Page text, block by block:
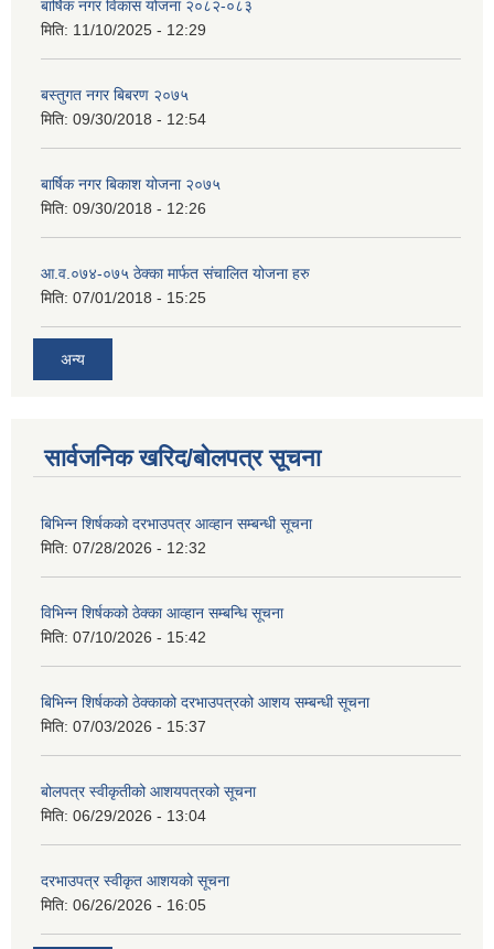
बार्षिक नगर विकास योजना २०८२-०८३
मिति: 11/10/2025 - 12:29
बस्तुगत नगर बिबरण २०७५
मिति: 09/30/2018 - 12:54
बार्षिक नगर बिकाश योजना २०७५
मिति: 09/30/2018 - 12:26
आ.व.०७४-०७५ ठेक्का मार्फत संचालित योजना हरु
मिति: 07/01/2018 - 15:25
अन्य
सार्वजनिक खरिद/बोलपत्र सूचना
बिभिन्‍न शिर्षकको दरभाउपत्र आव्हान सम्बन्धी सूचना
मिति: 07/28/2026 - 12:32
विभिन्न शिर्षकको ठेक्का आव्हान सम्बन्धि सूचना
मिति: 07/10/2026 - 15:42
बिभिन्‍न शिर्षकको ठेक्काको दरभाउपत्रको आशय सम्बन्धी सूचना
मिति: 07/03/2026 - 15:37
बोलपत्र स्वीकृतीको आशयपत्रको सूचना
मिति: 06/29/2026 - 13:04
दरभाउपत्र स्वीकृत आशयको सूचना
मिति: 06/26/2026 - 16:05